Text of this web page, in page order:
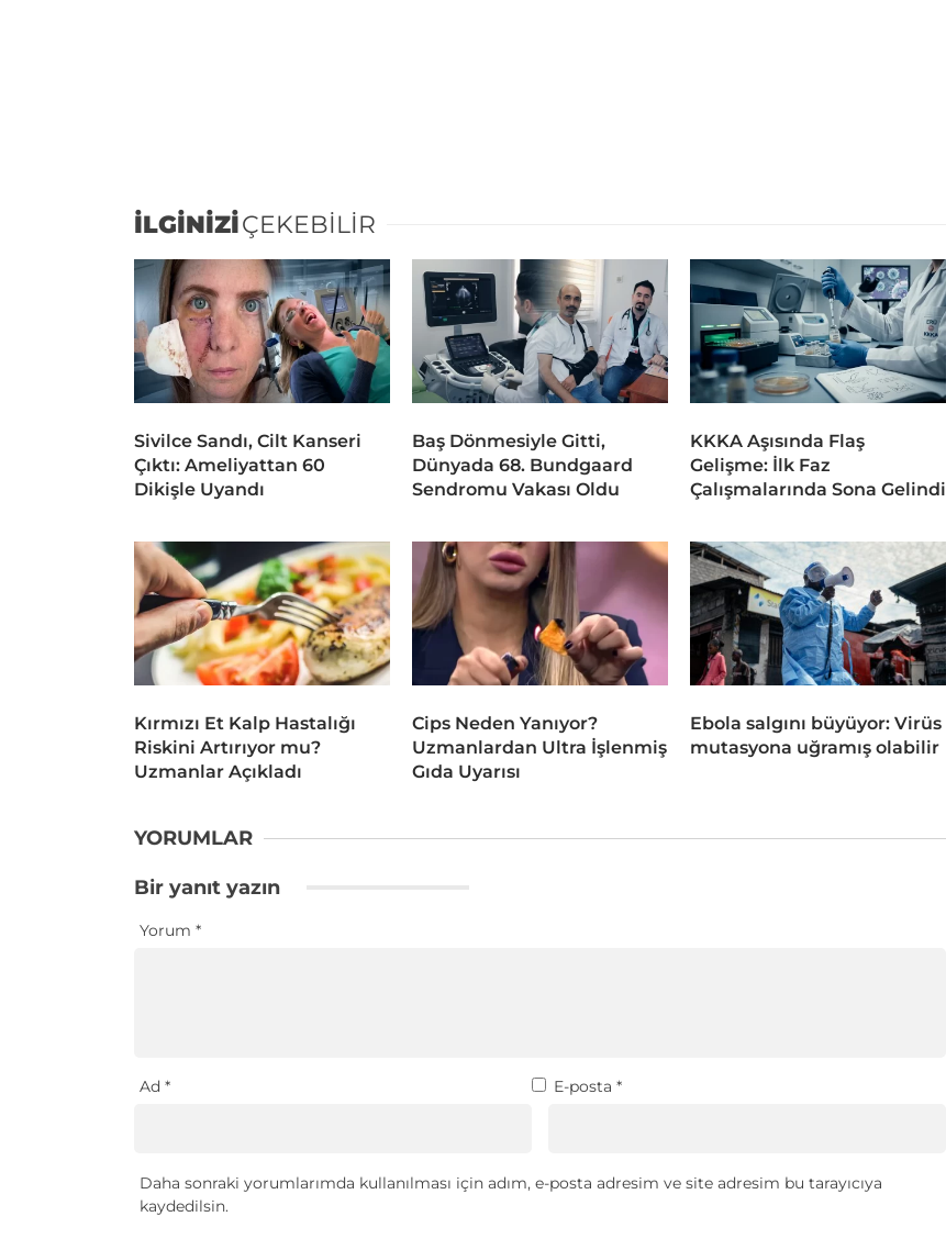
İLGİNİZİÇEKEBİLİR
Sivilce Sandı, Cilt Kanseri
Çıktı: Ameliyattan 60
Dikişle Uyandı
Baş Dönmesiyle Gitti,
Dünyada 68. Bundgaard
Sendromu Vakası Oldu
KKKA Aşısında Flaş
Gelişme: İlk Faz
Çalışmalarında Sona Gelindi
Kırmızı Et Kalp Hastalığı
Riskini Artırıyor mu?
Uzmanlar Açıkladı
Cips Neden Yanıyor?
Uzmanlardan Ultra İşlenmiş
Gıda Uyarısı
Ebola salgını büyüyor: Virüs
mutasyona uğramış olabilir
YORUMLAR
Bir yanıt yazın
Yorum *
Ad * E-posta *
Daha sonraki yorumlarımda kullanılması için adım, e-posta adresim ve site adresim bu tarayıcıya
kaydedilsin.